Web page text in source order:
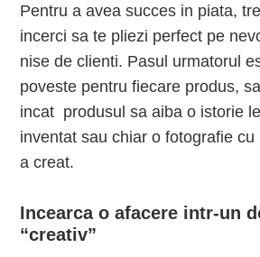
Pentru a avea succes in piata,
incerci sa te pliezi perfect pe
nise de clienti. Pasul urmatorul
poveste pentru fiecare produs,
incat produsul sa aiba o istorie
inventat sau chiar o fotografie
a creat.
Incearca o afacere intr-un
“creativ”